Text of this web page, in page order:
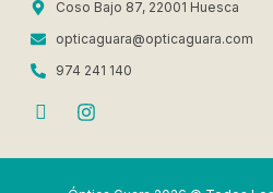
Coso Bajo 87, 22001 Huesca
opticaguara@opticaguara.com
974 241 140